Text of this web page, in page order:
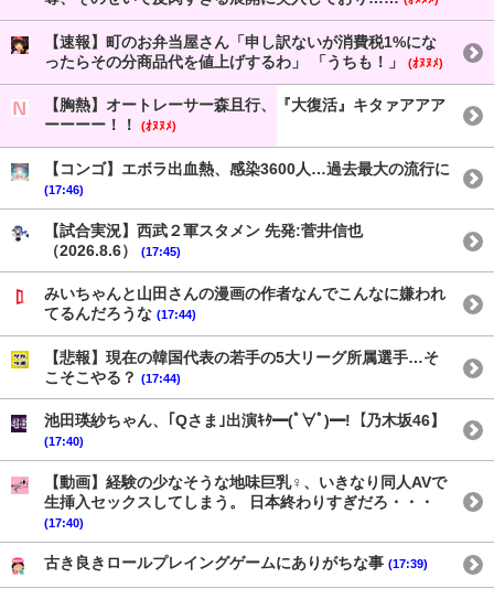
【速報】町のお弁当屋さん「申し訳ないが消費税1%にな
ったらその分商品代を値上げするわ」 「うちも！」
(ｵﾇﾇﾒ)
【胸熱】オートレーサー森且行、『大復活』キタァアアア
ーーーー！！
(ｵﾇﾇﾒ)
【コンゴ】エボラ出血熱、感染3600人…過去最大の流行に
(17:46)
【試合実況】西武２軍スタメン 先発:菅井信也
（2026.8.6）
(17:45)
みいちゃんと山田さんの漫画の作者なんでこんなに嫌われ
てるんだろうな (17:44)
【悲報】現在の韓国代表の若手の5大リーグ所属選手…そ
こそこやる？ (17:44)
池田瑛紗ちゃん、｢Qさま｣出演ｷﾀ━(ﾟ∀ﾟ)━!【乃木坂46】
(17:40)
【動画】経験の少なそうな地味巨乳♀、いきなり同人AVで
生挿入セックスしてしまう。 日本終わりすぎだろ・・・
(17:40)
古き良きロールプレイングゲームにありがちな事 (17:39)